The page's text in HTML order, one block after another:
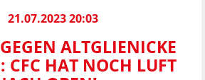
21.07.2023 20:03
ALTGLIENICKE
CFC HAT NOCH LUFT